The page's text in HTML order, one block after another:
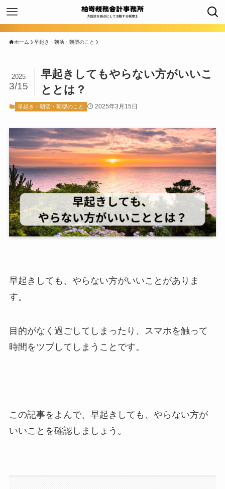
ホーム 早起き・朝活・朝型のこと
早起きしてもやらない方がいいこ
ととは？
2025
3/15
早起き・朝活・朝型のこと 2025年3月15日
早起きしても、やらない方がいいことがありま
す。
目的がなく過ごしてしまったり、スマホを触って
時間をツブしてしまうことです。
この記事をよんで、早起きしても、やらない方が
いいことを確認しましょう。